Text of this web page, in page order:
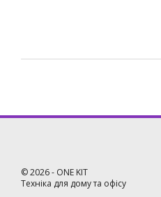
©2026- ONE KIT
Техніка для дому та офісу